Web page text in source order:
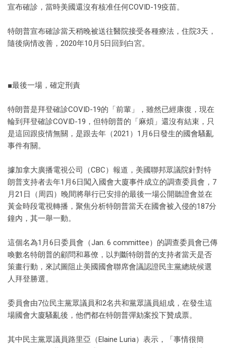
宣布確診，當時美國還沒有核准任何COVID-19疫苗。
特朗普宣布確診當天稍晚被送往醫院接受各種療法，住院3天，
隨後病情改善，2020年10月5日回到白宮。
■最後一場，確定刑責
特朗普是拜登確診COVID-19的「前輩」，雖然已經康復，現在
輪到拜登確診COVID-19，但特朗普的「麻煩」還沒有結束，只
是這回跟疫情無關，是跟去年（2021）1月6日發生的國會騷亂
事件有關。
據加拿大廣播電視公司（CBC）報道，美國聯邦眾議院針對特
朗普支持者去年1月6日闖入國會大廈事件成立的調查委員會，7
月21日（周四）晚間將舉行已安排的最後一場公開聽證會並在
黃金時段電視轉播，聚焦分析特朗普當天在國會被入侵的187分
鐘內，其一舉一動。
這個名為1月6日委員會（Jan. 6 committee）的調查委員會已傳
喚數名特朗普的顧問和幕僚，以判斷特朗普的支持者當天是否
策畫行動，來試圖阻止美國國會聯席會議認證民主黨總統候選
人拜登勝選。
委員會由7位民主黨眾議員和2名共和黨眾議員組成，在發生這
場國會大廈騷亂後，他們都在特朗普彈劾案投下贊成票。
其中民主黨眾議員路里亞（Elaine Luria）表示，「事情很簡